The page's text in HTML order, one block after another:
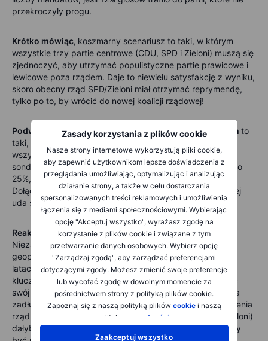
Zasady korzystania z plików cookie
Nasze strony internetowe wykorzystują pliki cookie,
aby zapewnić użytkownikom lepsze doświadczenia z
przeglądania umożliwiając, optymalizując i analizując
działanie strony, a także w celu dostarczania
spersonalizowanych treści reklamowych i umożliwienia
łączenia się z mediami społecznościowymi. Wybierając
opcję "Akceptuj wszystko", wyrażasz zgodę na
korzystanie z plików cookie i związane z tym
przetwarzanie danych osobowych. Wybierz opcję
"Zarządzaj zgodą", aby zarządzać preferencjami
dotyczącymi zgody. Możesz zmienić swoje preferencje
lub wycofać zgodę w dowolnym momencie za
pośrednictwem strony z polityką plików cookie.
Zapoznaj się z naszą polityką plików cookiei naszą
polityką
prywatności
Zaakceptuj wszystko
przekroczyły progu.
Krótko mówiąc, koszmarny scenariusz to taki, w którym
wszystkie trzy partie centrowe (CDU, SPD i Zieloni) muszą się
zjednoczyć, aby utrzymać populistyczne partie prawicowe i
lewicowe poza rządem. Daje to niewielu satysfakcję z wyniku,
skoro obecny rząd SPD/Zieloni miał otrzymać reprymendę,
tylko po to, by wrócić do nowej koalicji rządowej!
Podwójnie koszmarny scenariusz dla partii centrowych to
taki, w którym pojawi się ogromna presja na nowy rząd:
wszystkie trzy partie, CDU, SPD i Zieloni, osiągną w
sondażach wyniki niższe o 2% lub więcej, AfD zbliży się do
25%, a Lewica (Die Linke) osiągnie może 8% lub więcej.
Dołączy do niej lewicowo-populistyczna partia BSW, której
uda się przekroczyć próg 5%.
Reakcje rynku na niemieckie wybory
Niezależnie od wyników politycznych, trudna sytuacja
geopolityczna wymusi na Niemczech w nadchodzących
latach masową ekspansję fiskalną. W najbliższym czasie
kluczowe będzie, jak szybko Niemcy są skłonne porzucić
swój tradycyjny konserwatyzm fiskalny i zasady "hamulca
zadłużenia". Solidne zwycięstwo CDU i możliwość utworzenia
rządu z tylko jednym partnerem koalicyjnym (SPD lub Zieloni)
dałyby centroprawicowej CDU silniejszy mandat i mogłyby